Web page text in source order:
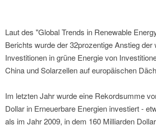
Laut des "Global Trends in Renewable
Berichts wurde der 32prozentige Anstieg der
Investitionen in grüne Energie von
China und Solarzellen auf europäischen
Im letzten Jahr wurde eine Rekordsumme
Dollar in Erneuerbare Energien investiert -
als im Jahr 2009, in dem 160 Milliarden